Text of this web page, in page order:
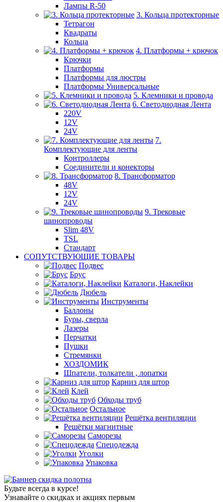
Лампы R-50
3. Кольца протекторные
Тетрагон
Квадраты
Кольца
4. Платформы + крючок
Крючки
Платформы
Платформы для люстры
Платформы Универсальные
5. Клемники и провода
6. Светодиодная Лента
220V
12V
24V
7.
Комплектующие для ленты
Контроллеры
Соединители и конекторы
8. Трансформатор
48V
12V
24V
9. Трековые
шинопроводы
Slim 48V
TSL
Стандарт
СОПУТСТВУЮЩИЕ ТОВАРЫ
Подвес
Брус
Каталоги, Наклейки
Дюбель
Инструменты
Баллоны
Буры, сверла
Лазеры
Перчатки
Пушки
Стремянки
ХОЗДОМИК
Шпатели, толкатели , лопатки
Карниз для штор
Клей
Обходы труб
Остальное
Решётка вентиляции
Решётки магнитные
Саморезы
Спецодежда
Уголки
Упаковка
Будьте всегда в курсе!
Узнавайте о скидках и акциях первым